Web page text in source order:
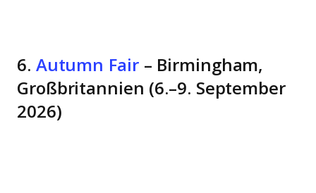
6. Autumn Fair– Birmingham,
Großbritannien (6.–9. September
2026)